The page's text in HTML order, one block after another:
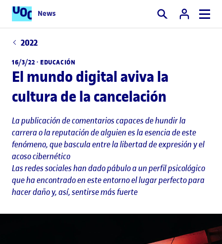
News Buscar
2022
16/3/22 · EDUCACIÓN
El mundo digital aviva la
cultura de la cancelación
La publicación de comentarios capaces de hundir la
carrera o la reputación de alguien es la esencia de este
fenómeno, que bascula entre la libertad de expresión y el
acoso cibernético
Las redes sociales han dado pábulo a un perfil psicológico
que ha encontrado en este entorno el lugar perfecto para
hacer daño y, así, sentirse más fuerte